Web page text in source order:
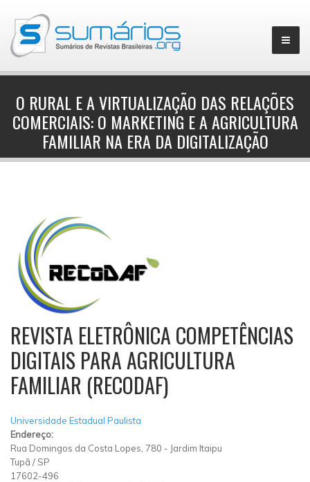
▼
O RURAL E A VIRTUALIZAÇÃO DAS RELAÇÕES
COMERCIAIS: O MARKETING E A AGRICULTURA
FAMILIAR NA ERA DA DIGITALIZAÇÃO
REVISTA ELETRÔNICA COMPETÊNCIAS
DIGITAIS PARA AGRICULTURA
FAMILIAR (RECODAF)
Universidade Estadual Paulista
Endereço:
Rua Domingos da Costa Lopes, 780 - Jardim Itaipu
Tupã / SP
17602-496